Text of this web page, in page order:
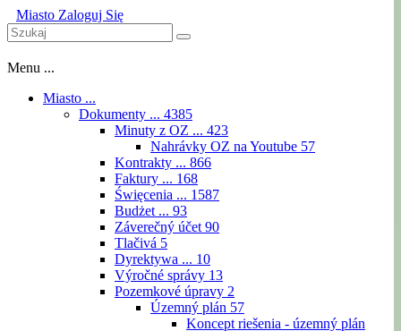
Miasto Zaloguj Się
Menu ...
Miasto ...
Dokumenty ... 4385
Minuty z OZ ... 423
Nahrávky OZ na Youtube 57
Kontrakty ... 866
Faktury ... 168
Święcenia ... 1587
Budżet ... 93
Záverečný účet 90
Tlačivá 5
Dyrektywa ... 10
Výročné správy 13
Pozemkové úpravy 2
Územný plán 57
Koncept riešenia - územný plán